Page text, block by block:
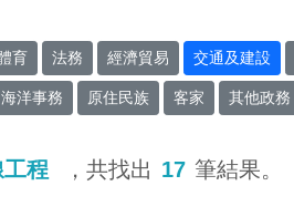
育 法務 經濟貿易 交通及建設
海洋事務 原住民族 客家 其他政務
程 ，共找出 17 筆結果。